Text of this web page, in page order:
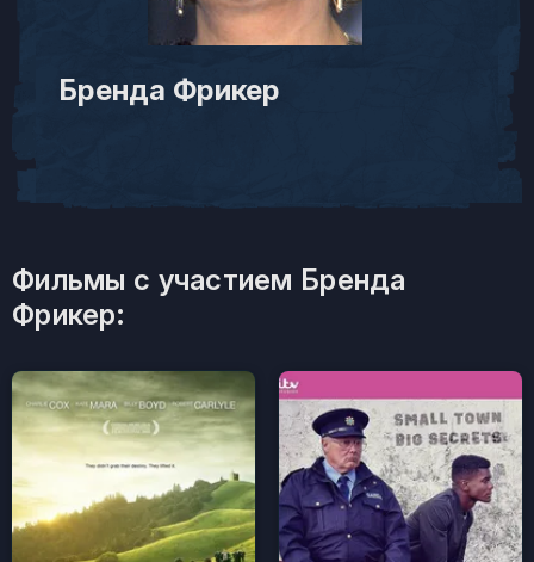
Бренда Фрикер
Фильмы с участием Бренда
Фрикер: